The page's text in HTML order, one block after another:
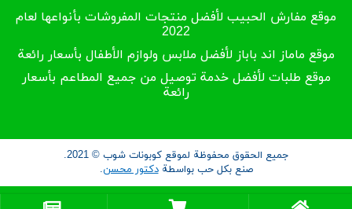
موقع مفارش الحبيب لأفضل منتجات المفروشات بأنواعها لعام
2022
موقع ماماز اند باباز لأفضل ملابس ولوازم الأطفال بأسعار رائعة
موقع طلبات لأفضل خدمة توصيل من جميع المطاعم بأسعار
رائعة
جميع الحقوق محفوظة لموقع كوبونات شوب © 2021.
صنع بكل حب بواسطةدكتور محسن.